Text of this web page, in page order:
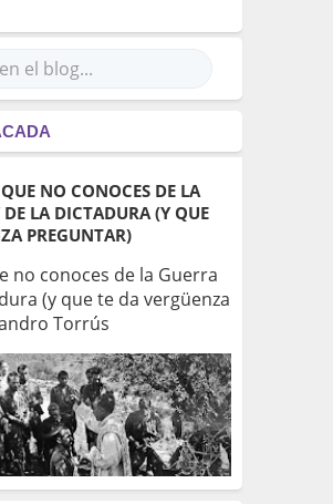
NO CONOCES DE LA
LA DICTADURA (Y QUE
PREGUNTAR)
no conoces de la Guerra
(y que te da vergüenza
Torrús